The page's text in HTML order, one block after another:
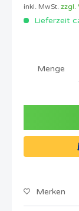
inkl. MwSt. zzgl.
Lieferzeit
Menge
Merken